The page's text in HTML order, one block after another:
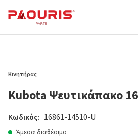
Κινητήρας
Kubota Ψευτικάπακο
Κωδικός: 16861-14510-U
Άμεσα διαθέσιμο